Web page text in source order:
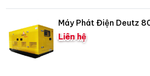
Máy Phát Điện Deutz
Liên hệ